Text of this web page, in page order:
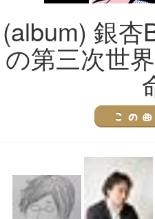
(album) 銀杏
の第三次世